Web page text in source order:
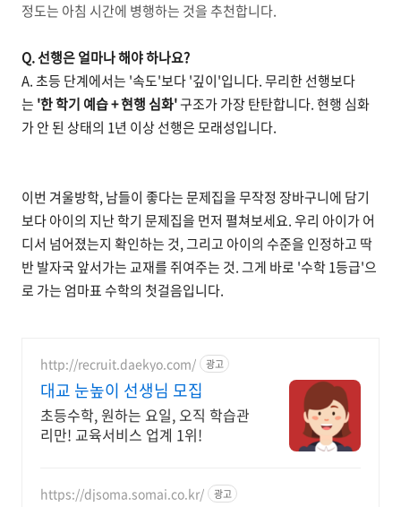
정도는 아침 시간에 병행하는 것을 추천합니다.
Q. 선행은 얼마나 해야 하나요?
A. 초등 단계에서는 '속도'보다 '깊이'입니다. 무리한 선행보다
는 '한 학기 예습 + 현행 심화'구조가 가장 탄탄합니다. 현행 심화
가 안 된 상태의 1년 이상 선행은 모래성입니다.
이번 겨울방학, 남들이 좋다는 문제집을 무작정 장바구니에 담기
보다 아이의 지난 학기 문제집을 먼저 펼쳐보세요. 우리 아이가 어
디서 넘어졌는지 확인하는 것, 그리고 아이의 수준을 인정하고 딱
반 발자국 앞서가는 교재를 쥐여주는 것. 그게 바로 '수학 1등급'으
로 가는 엄마표 수학의 첫걸음입니다.
http://recruit.daekyo.com/ 광고
대교 눈높이 선생님 모집
초등수학, 원하는 요일, 오직 학습관
리만! 교육서비스 업계 1위!
https://djsoma.somai.co.kr/ 광고